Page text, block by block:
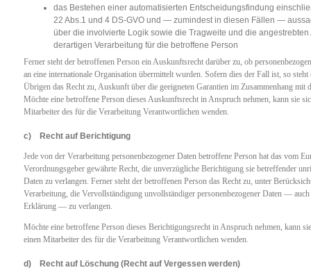
das Bestehen einer automatisierten Entscheidungsfindung
22 Abs.1 und 4 DS-GVO und — zumindest in diesen Fällen —
über die involvierte Logik sowie die Tragweite und die
derartigen Verarbeitung für die betroffene Person
Ferner steht der betroffenen Person ein Auskunftsrecht darüber zu, ob
an eine internationale Organisation übermittelt wurden. Sofern dies der Fall ist, so
Übrigen das Recht zu, Auskunft über die geeigneten Garantien im Zusammenhang mit
Möchte eine betroffene Person dieses Auskunftsrecht in Anspruch nehmen, kann sie
Mitarbeiter des für die Verarbeitung Verantwortlichen wenden.
c) Recht auf Berichtigung
Jede von der Verarbeitung personenbezogener Daten betroffene Person hat das vom
Verordnungsgeber gewährte Recht, die unverzügliche Berichtigung sie betreffender
Daten zu verlangen. Ferner steht der betroffenen Person das Recht zu, unter
Verarbeitung, die Vervollständigung unvollständiger personenbezogener Daten — auch
Erklärung — zu verlangen.
Möchte eine betroffene Person dieses Berichtigungsrecht in Anspruch nehmen, kann
einen Mitarbeiter des für die Verarbeitung Verantwortlichen wenden.
d) Recht auf Löschung (Recht auf Vergessen werden)